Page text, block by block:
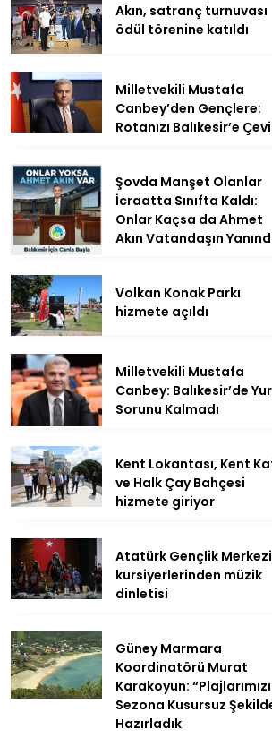
Akın, satranç turnuvası
ödül törenine katıldı
Milletvekili Mustafa
Canbey’den Gençlere:
Rotanızı Balıkesir’e
Şovda Manşet Olanlar
İcraatta Sınıfta Kaldı:
Onlar Kaçsa da Ahmet
Akın Vatandaşın
Volkan Konak Parkı
hizmete açıldı
Milletvekili Mustafa
Canbey: Balıkesir’de
Sorunu Kalmadı
Kent Lokantası, Kent
ve Halk Çay Bahçesi
hizmete giriyor
Atatürk Gençlik Merkezi
kursiyerlerinden müzik
dinletisi
Güney Marmara
Koordinatörü Murat
Karakoyun: “Plajlarımızı
Sezona Kusursuz
Hazırladık